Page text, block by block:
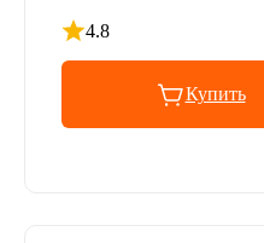
4.8
Рейтинг 4.8 из 5
Купить